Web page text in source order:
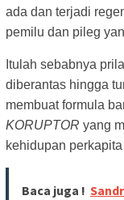
ada dan terjadi
pemilu dan pileg
Itulah sebabnya
diberantas hingga
membuat formula
KORUPTOR yang
kehidupan
Baca juga !